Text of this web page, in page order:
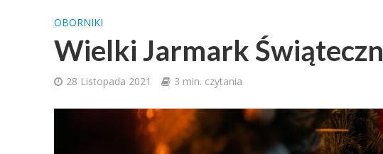
OBORNIKI
Wielki Jarmark
28 Listopada 2021 3 min. czytania